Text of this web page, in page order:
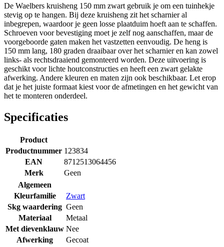
De Waelbers kruisheng 150 mm zwart gebruik je om een tuinhekje
stevig op te hangen. Bij deze kruisheng zit het scharnier al
inbegrepen, waardoor je geen losse plaatduim hoeft aan te schaffen.
Schroeven voor bevestiging moet je zelf nog aanschaffen, maar de
voorgeboorde gaten maken het vastzetten eenvoudig. De heng is
150 mm lang, 180 graden draaibaar over het scharnier en kan zowel
links- als rechtsdraaiend gemonteerd worden. Deze uitvoering is
geschikt voor lichte houtconstructies en heeft een zwart gelakte
afwerking. Andere kleuren en maten zijn ook beschikbaar. Let erop
dat je het juiste formaat kiest voor de afmetingen en het gewicht van
het te monteren onderdeel.
Specificaties
Product
Productnummer 123834
EAN
8712513064456
Merk
Geen
Algemeen
Kleurfamilie
Zwart
Skg waardering Geen
Materiaal
Metaal
Met dievenklauw Nee
Afwerking
Gecoat